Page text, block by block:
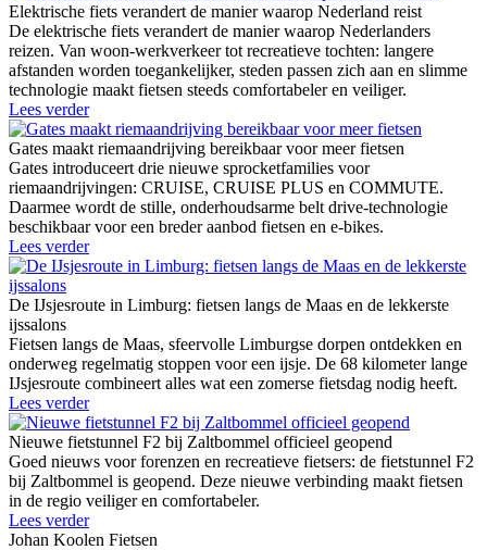
Elektrische fiets verandert de manier waarop Nederland reist
De elektrische fiets verandert de manier waarop Nederlanders
reizen. Van woon-werkverkeer tot recreatieve tochten: langere
afstanden worden toegankelijker, steden passen zich aan en slimme
technologie maakt fietsen steeds comfortabeler en veiliger.
Lees verder
Gates maakt riemaandrijving bereikbaar voor meer fietsen
Gates introduceert drie nieuwe sprocketfamilies voor
riemaandrijvingen: CRUISE, CRUISE PLUS en COMMUTE.
Daarmee wordt de stille, onderhoudsarme belt drive-technologie
beschikbaar voor een breder aanbod fietsen en e-bikes.
Lees verder
De IJsjesroute in Limburg: fietsen langs de Maas en de lekkerste
ijssalons
Fietsen langs de Maas, sfeervolle Limburgse dorpen ontdekken en
onderweg regelmatig stoppen voor een ijsje. De 68 kilometer lange
IJsjesroute combineert alles wat een zomerse fietsdag nodig heeft.
Lees verder
Nieuwe fietstunnel F2 bij Zaltbommel officieel geopend
Goed nieuws voor forenzen en recreatieve fietsers: de fietstunnel F2
bij Zaltbommel is geopend. Deze nieuwe verbinding maakt fietsen
in de regio veiliger en comfortabeler.
Lees verder
Johan Koolen Fietsen